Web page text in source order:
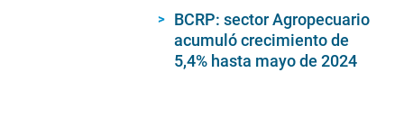
BCRP: sector Agropecuario
acumuló crecimiento de
5,4% hasta mayo de 2024